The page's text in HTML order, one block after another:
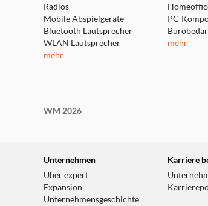
Radios
Mobile Abspielgeräte
Bluetooth Lautsprecher
WLAN Lautsprecher
mehr
PC-
mehr
WM 2026
Unternehmen
Über expert
Expansion
Unternehmensgeschichte
Karriere